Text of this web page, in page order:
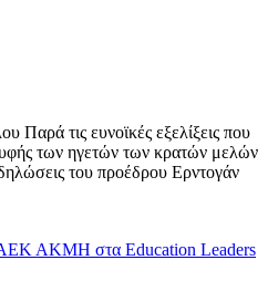
τις ευνοϊκές εξελίξεις που
των ηγετών των κρατών μελών
του προέδρου Ερντογάν
ΑΚΜΗ στα Education Leaders